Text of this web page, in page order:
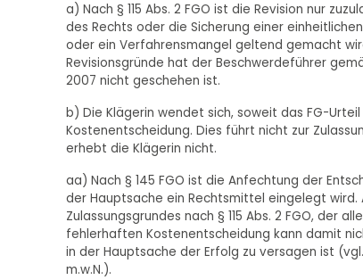
a) Nach § 115 Abs. 2 FGO ist die Revision nur
des Rechts oder die Sicherung einer
oder ein Verfahrensmangel geltend gemacht
Revisionsgründe hat der Beschwerdeführer
2007 nicht geschehen ist.
b) Die Klägerin wendet sich, soweit das FG-
Kostenentscheidung. Dies führt nicht zur
erhebt die Klägerin nicht.
aa) Nach § 145 FGO ist die Anfechtung der
der Hauptsache ein Rechtsmittel eingelegt
Zulassungsgrundes nach § 115 Abs. 2 FGO, der
fehlerhaften Kostenentscheidung kann damit
in der Hauptsache der Erfolg zu versagen ist (vgl.
m.w.N.).